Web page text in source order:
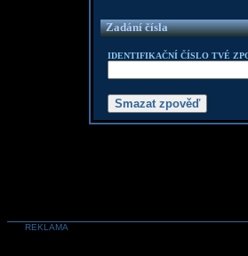
Zadání čísla
IDENTIFIKAČNÍ ČÍSLO TVÉ
REKLAMA